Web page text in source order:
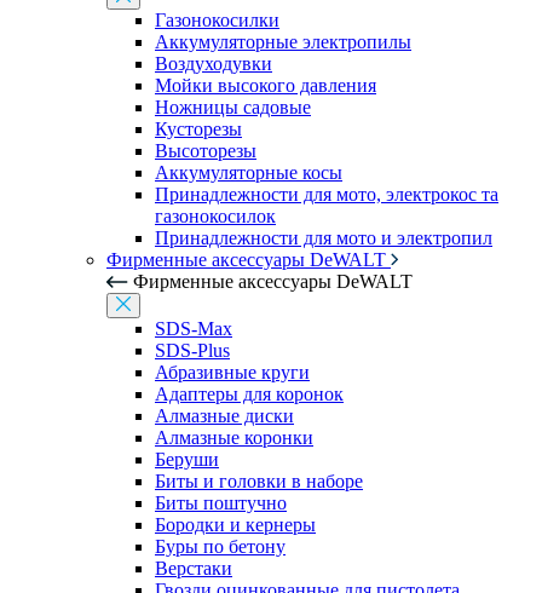
Газонокосилки
Аккумуляторные электропилы
Воздуходувки
Мойки высокого давления
Ножницы садовые
Кусторезы
Высоторезы
Аккумуляторные косы
Принадлежности для мото, электрокос та
газонокосилок
Принадлежности для мото и электропил
Фирменные аксессуары DeWALT
Фирменные аксессуары DeWALT
SDS-Max
SDS-Plus
Абразивные круги
Адаптеры для коронок
Алмазные диски
Алмазные коронки
Беруши
Биты и головки в наборе
Биты поштучно
Бородки и кернеры
Буры по бетону
Верстаки